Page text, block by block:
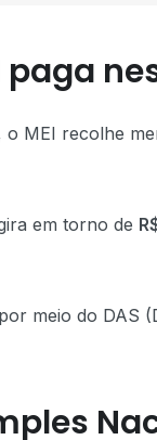
paga
o MEI recolhe
em torno de
meio do DAS